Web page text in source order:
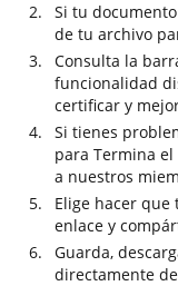
Si tu
de tu archivo
Consulta la
funcionalidad
certificar y
Si tienes
para Termina
a nuestros
Elige hacer que
enlace y
Guarda,
directamente